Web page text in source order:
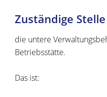
Zuständige Stelle
die untere
Betriebsstätte.
Das ist: